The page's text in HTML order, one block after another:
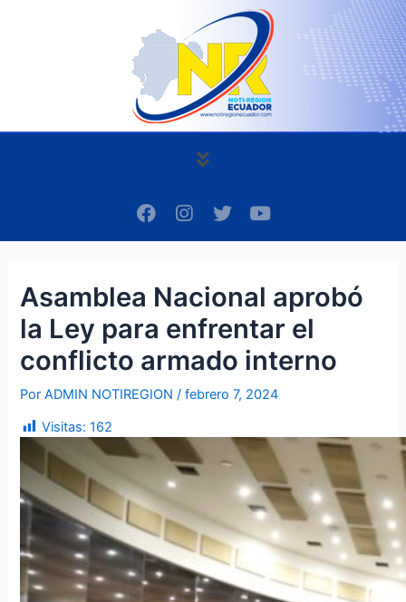
Menú
F
a
c
o
k
I
n
s
g
a
m
T
w
i
e
Y
o
u
Asamblea Nacional aprobó
la Ley para enfrentar el
conflicto armado interno
PorADMIN NOTIREGION/febrero 7, 2024
Visitas: 162